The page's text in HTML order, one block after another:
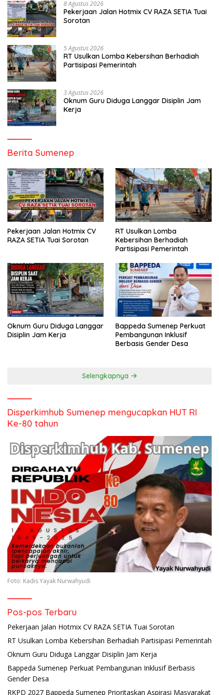
8 Agustus 2026
Pekerjaan Jalan Hotmix CV RAZA SETIA Tuai
Sorotan
5 Agustus 2026
RT Usulkan Lomba Kebersihan Berhadiah
Partisipasi Pemerintah
3 Agustus 2026
Oknum Guru Diduga Langgar Disiplin Jam
Kerja
Berita Sumenep
Pekerjaan Jalan Hotmix CV
RAZA SETIA Tuai Sorotan
RT Usulkan Lomba
Kebersihan Berhadiah
Partisipasi Pemerintah
Oknum Guru Diduga Langgar
Disiplin Jam Kerja
Bappeda Sumenep Perkuat
Pembangunan Inklusif
Berbasis Gender Desa
Selengkapnya
Disperkimhub Sumenep mengucapkan HUT RI
Ke-80 tahun
Foto: Kadis Yayak Nurwahyudi
Pos-pos Terbaru
Pekerjaan Jalan Hotmix CV RAZA SETIA Tuai Sorotan
RT Usulkan Lomba Kebersihan Berhadiah Partisipasi Pemerintah
Oknum Guru Diduga Langgar Disiplin Jam Kerja
Bappeda Sumenep Perkuat Pembangunan Inklusif Berbasis
Gender Desa
RKPD 2027 Bappeda Sumenep Prioritaskan Aspirasi Masyarakat